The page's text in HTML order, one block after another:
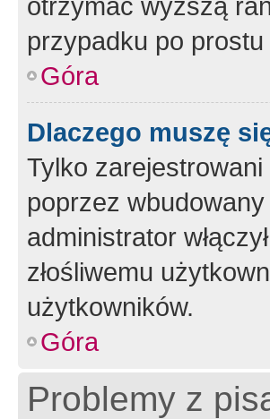
przypadku po
Góra
Dlaczego muszę
Tylko
poprzez
administrator
złośliwemu
użytkowników.
Góra
Problemy z